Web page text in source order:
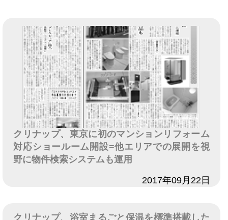
クリナップ、東京に初のマンションリフォーム
対応ショールーム開設=他エリアでの展開を視
野に物件検索システムも運用
2017年09月22日
クリナップ、浴室まるごと保温を標準搭載した